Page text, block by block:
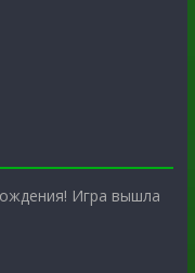
Игра вышла